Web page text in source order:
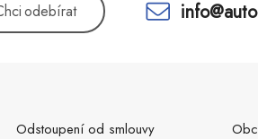
odebírat
Odstoupení od smlouvy